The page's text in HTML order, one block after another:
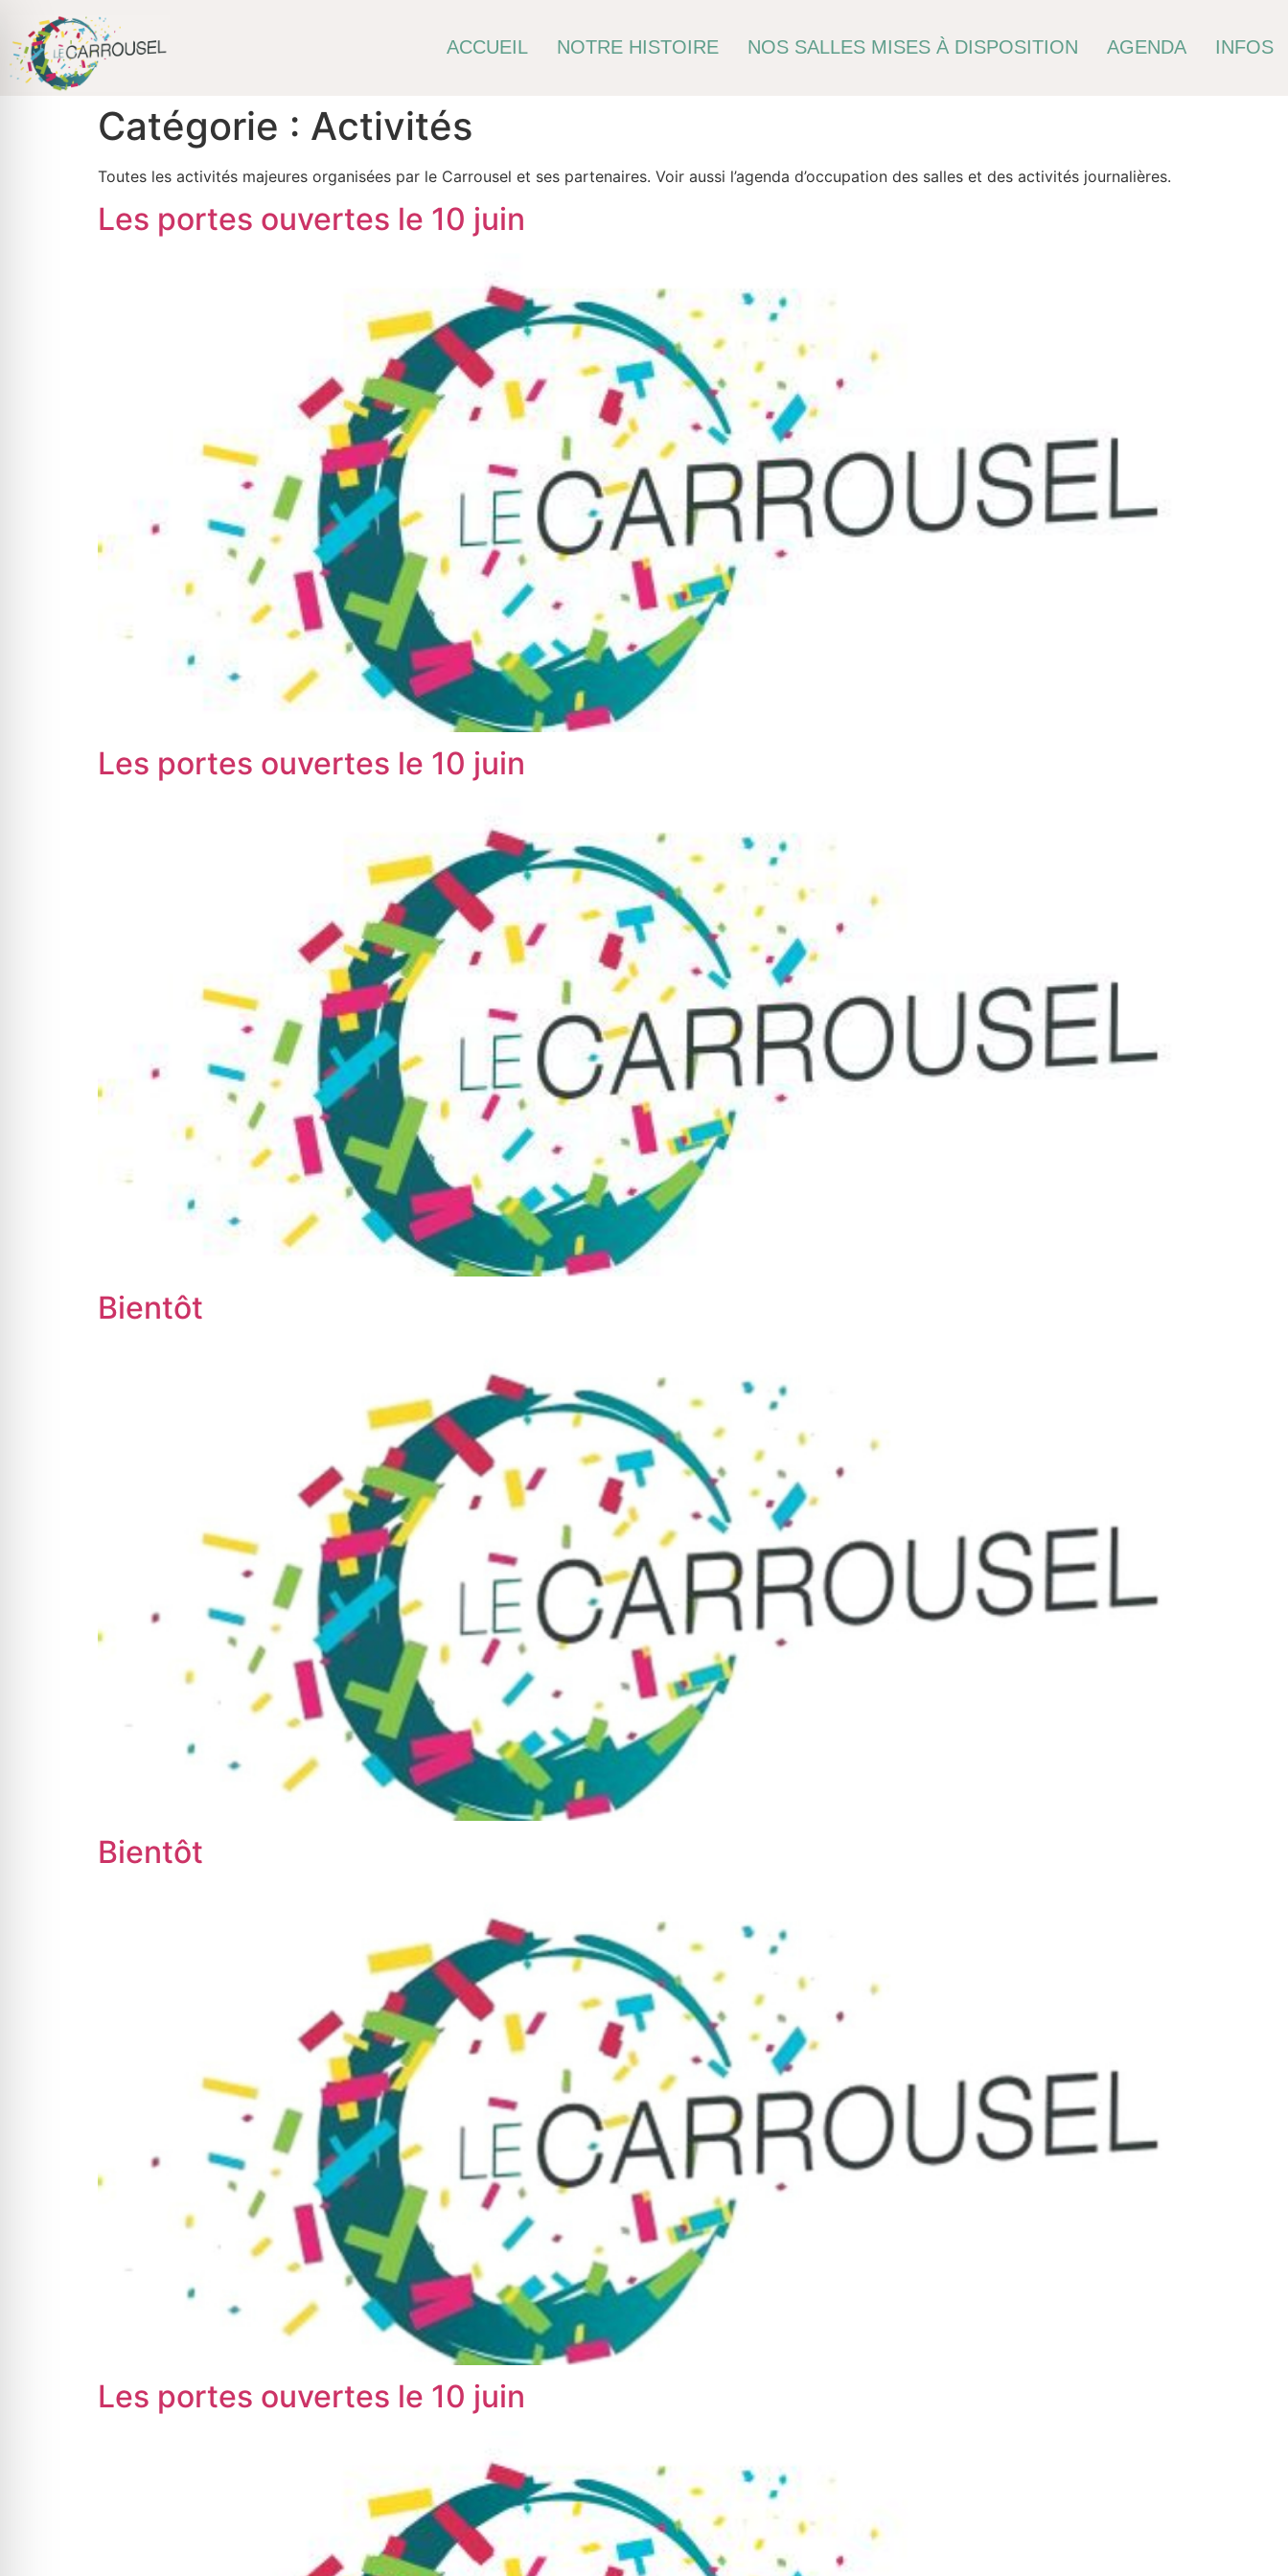
contenu
ACCUEIL NOTRE HISTOIRE NOS SALLES MISES À DISPOSITION AGENDA INFOS
Catégorie : Activités
Toutes les activités majeures organisées par le Carrousel et ses partenaires. Voir aussi l’agenda d’occupation des salles et des activités journalières.
Les portes ouvertes le 10 juin
Les portes ouvertes le 10 juin
Bientôt
Bientôt
Les portes ouvertes le 10 juin